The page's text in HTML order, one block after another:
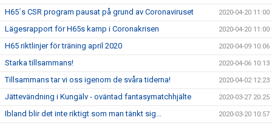
H65´s CSR program pausat på grund av Coronaviruset 2020-04-20 11:00
Lägesrapport för H65s kamp i Coronakrisen 2020-04-20 11:00
H65 riktlinjer för träning april 2020 2020-04-09 10:06
Starka tillsammans! 2020-04-06 10:13
Tillsammans tar vi oss igenom de svåra tiderna! 2020-04-02 12:23
Jättevändning i Kungälv - oväntad fantasymatchhjälte 2020-03-27 20:25
Ibland blir det inte riktigt som man tänkt sig... 2020-03-20 10:57